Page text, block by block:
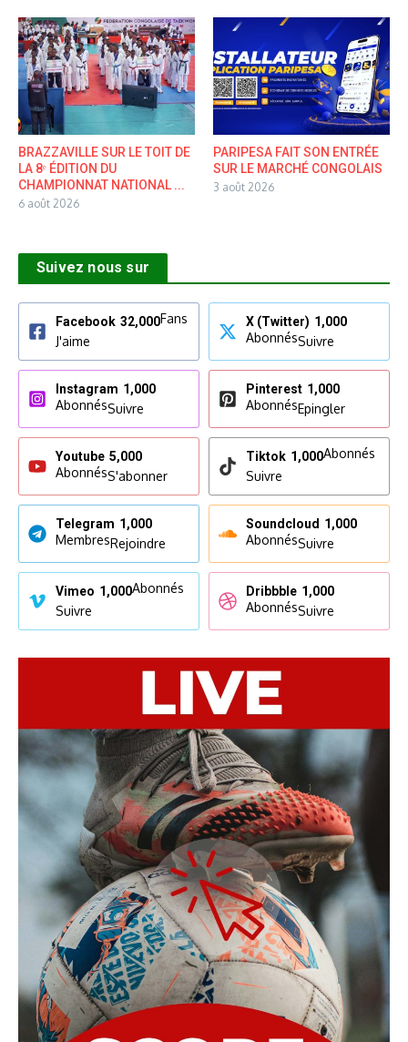
BRAZZAVILLE SUR LE TOIT DE
LA 8ᵉ ÉDITION DU
CHAMPIONNAT NATIONAL ...
6 août 2026
PARIPESA FAIT SON ENTRÉE
SUR LE MARCHÉ CONGOLAIS
3 août 2026
Suivez nous sur
Facebook 32,000Fans
J'aime
X (Twitter) 1,000
AbonnésSuivre
Instagram 1,000
AbonnésSuivre
Pinterest 1,000
AbonnésEpingler
Youtube 5,000
AbonnésS'abonner
Tiktok 1,000Abonnés
Suivre
Telegram 1,000
MembresRejoindre
Soundcloud 1,000
AbonnésSuivre
Vimeo 1,000Abonnés
Suivre
Dribbble 1,000
AbonnésSuivre